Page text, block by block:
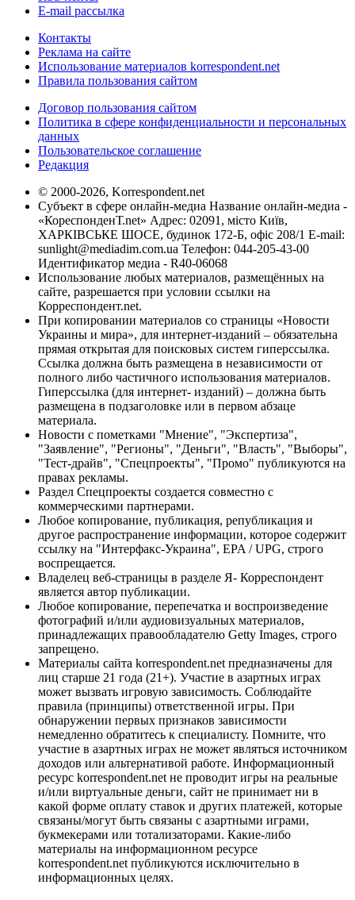
E-mail рассылка
Контакты
Реклама на сайте
Использование материалов korrespondent.net
Правила пользования сайтом
Договор пользования сайтом
Политика в сфере конфиденциальности и персональных
данных
Пользовательское соглашение
Редакция
© 2000-2026, Korrespondent.net
Субъект в сфере онлайн-медиа Название онлайн-медиа -
«КореспонденТ.net» Адрес: 02091, місто Київ,
ХАРКІВСЬКЕ ШОСЕ, будинок 172-Б, офіс 208/1 E-mail:
sunlight@mediadim.com.ua Телефон: 044-205-43-00
Идентификатор медиа - R40-06068
Использование любых материалов, размещённых на
сайте, разрешается при условии ссылки на
Корреспондент.net.
При копировании материалов со страницы «Новости
Украины и мира», для интернет-изданий – обязательна
прямая открытая для поисковых систем гиперссылка.
Ссылка должна быть размещена в независимости от
полного либо частичного использования материалов.
Гиперссылка (для интернет- изданий) – должна быть
размещена в подзаголовке или в первом абзаце
материала.
Новости с пометками "Мнение", "Экспертиза",
"Заявление", "Регионы", "Деньги", "Власть", "Выборы",
"Тест-драйв", "Спецпроекты", "Промо" публикуются на
правах рекламы.
Раздел Спецпроекты создается совместно с
коммерческими партнерами.
Любое копирование, публикация, републикация и
другое распространение информации, которое содержит
ссылку на "Интерфакс-Украина", EPA / UPG, строго
воспрещается.
Владелец веб-страницы в разделе Я- Корреспондент
является автор публикации.
Любое копирование, перепечатка и воспроизведение
фотографий и/или аудиовизуальных материалов,
принадлежащих правообладателю Getty Images, строго
запрещено.
Материалы сайта korrespondent.net предназначены для
лиц старше 21 года (21+). Участие в азартных играх
может вызвать игровую зависимость. Соблюдайте
правила (принципы) ответственной игры. При
обнаружении первых признаков зависимости
немедленно обратитесь к специалисту. Помните, что
участие в азартных играх не может являться источником
доходов или альтернативой работе. Информационный
ресурс korrespondent.net не проводит игры на реальные
и/или виртуальные деньги, сайт не принимает ни в
какой форме оплату ставок и других платежей, которые
связаны/могут быть связаны с азартными играми,
букмекерами или тотализаторами. Какие-либо
материалы на информационном ресурсе
korrespondent.net публикуются исключительно в
информационных целях.